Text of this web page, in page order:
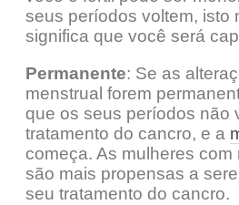
seus períodos voltem, isto
significa que você será
Permanente: Se as
menstrual forem
que os seus períodos não
tratamento do cancro, e a
começa. As mulheres
são mais propensas a
seu tratamento do cancro.